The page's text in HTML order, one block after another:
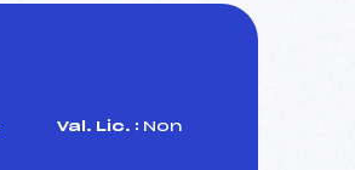
Val. Lic. : Non